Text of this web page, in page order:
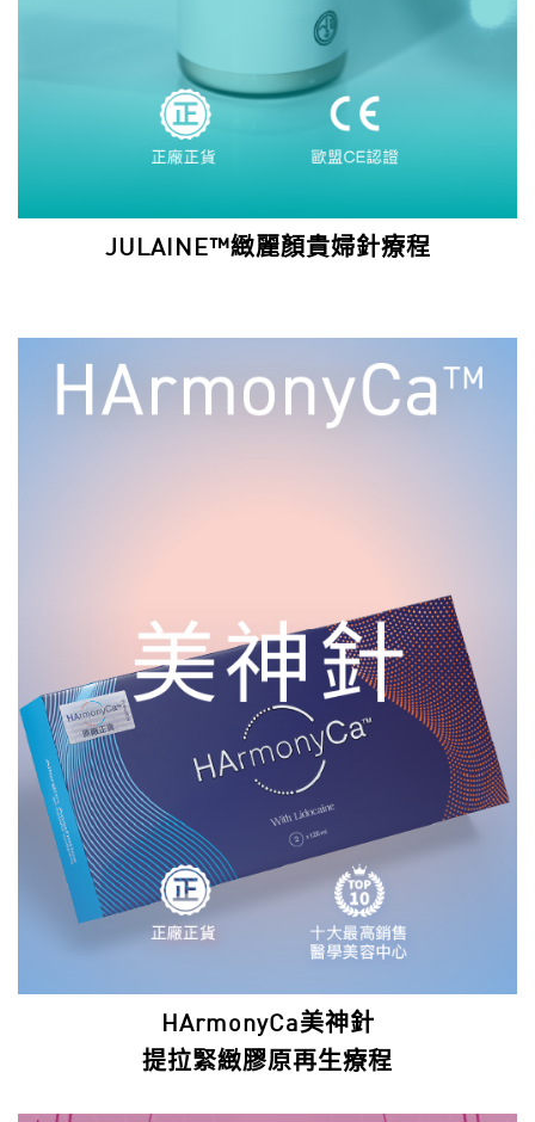
JULAINE™緻麗顏貴婦針療程
HArmonyCa美神針
提拉緊緻膠原再生療程